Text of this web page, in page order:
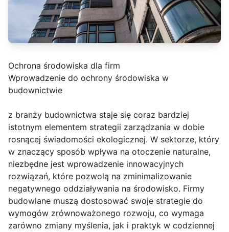
Ochrona środowiska dla firm
Wprowadzenie do ochrony środowiska w
budownictwie
z branży budownictwa staje się coraz bardziej
istotnym elementem strategii zarządzania w dobie
rosnącej świadomości ekologicznej. W sektorze, który
w znaczący sposób wpływa na otoczenie naturalne,
niezbędne jest wprowadzenie innowacyjnych
rozwiązań, które pozwolą na zminimalizowanie
negatywnego oddziaływania na środowisko. Firmy
budowlane muszą dostosować swoje strategie do
wymogów zrównoważonego rozwoju, co wymaga
zarówno zmiany myślenia, jak i praktyk w codziennej